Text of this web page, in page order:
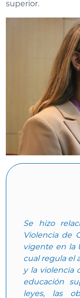
superior.
Se hizo
Violencia de
vigente en la
cual regula el
y la violencia
educación
leyes, las